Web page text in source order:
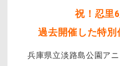
祝！忍里6
過去開催した特別
兵庫県立淡路島公園ア